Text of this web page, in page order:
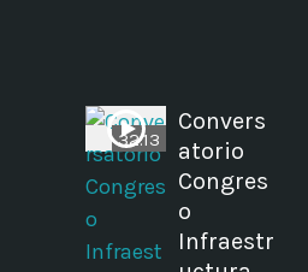
32:13
Convers
atorio
Congres
o
Infraestr